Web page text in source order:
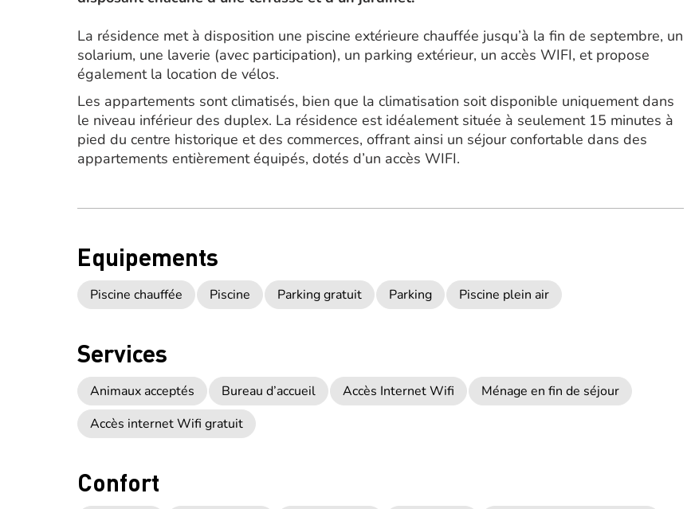
La résidence met à disposition une piscine extérieure chauffée jusqu’à la fin de septembre, un
solarium, une laverie (avec participation), un parking extérieur, un accès WIFI, et propose
également la location de vélos.
Les appartements sont climatisés, bien que la climatisation soit disponible uniquement dans
le niveau inférieur des duplex. La résidence est idéalement située à seulement 15 minutes à
pied du centre historique et des commerces, offrant ainsi un séjour confortable dans des
appartements entièrement équipés, dotés d’un accès WIFI.
Equipements
Piscine chauffée Piscine Parking gratuit Parking Piscine plein air
Services
Animaux acceptés Bureau d’accueil Accès Internet Wifi
Ménage en fin de séjour
Accès internet Wifi gratuit
Confort